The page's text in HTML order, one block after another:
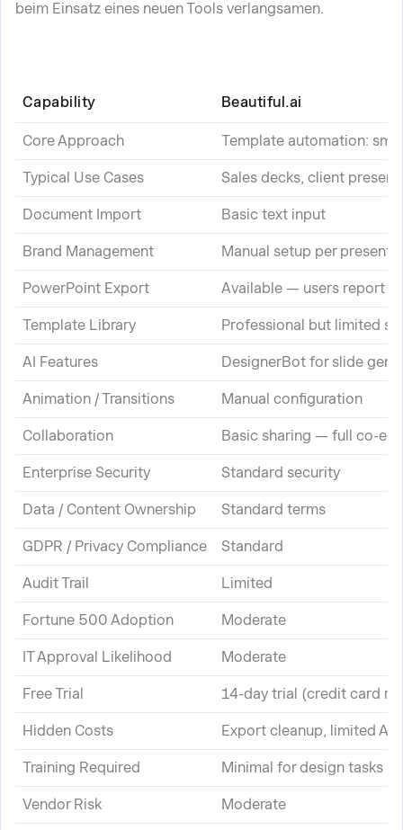
beim Einsatz eines neuen Tools verlangsamen.
Capability Beautiful.ai
Core Approach Template automation:
Typical Use Cases Sales decks, client
Document Import Basic text input
Brand Management Manual setup per
PowerPoint Export Available — users report
Template Library Professional but limited
AI Features DesignerBot for slide
Animation / Transitions Manual configuration
Collaboration Basic sharing — full co-
Enterprise Security Standard security
Data / Content Ownership Standard terms
GDPR / Privacy Compliance Standard
Audit Trail Limited
Fortune 500 Adoption Moderate
IT Approval Likelihood Moderate
Free Trial 14-day trial (credit card
Hidden Costs Export cleanup, limited AI
Training Required Minimal for design tasks
Vendor Risk Moderate